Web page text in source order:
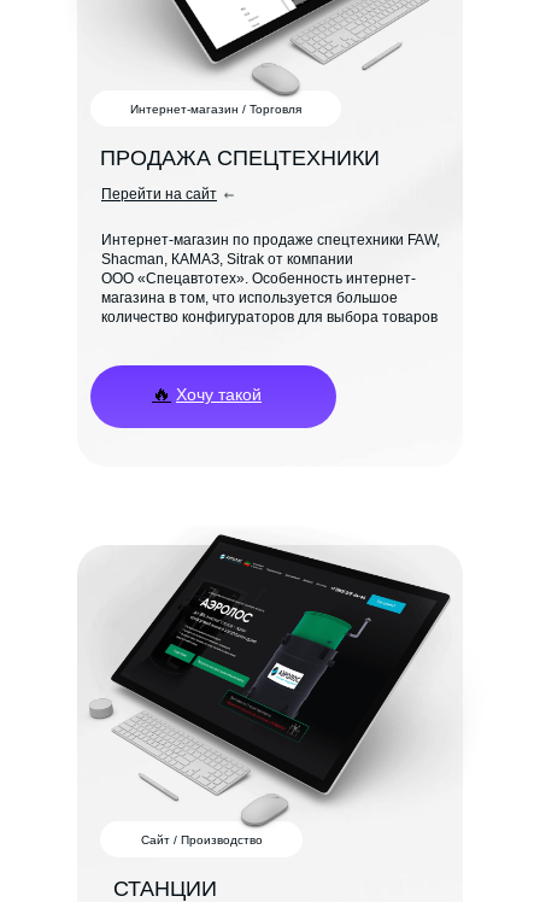
ПРОДАЖА СПЕЦТЕХНИКИ
Интернет-магазин по продаже спецтехники FAW,
Shacman, КАМАЗ, Sitrak от компании
ООО «Спецавтотех». Особенность интернет-
магазина в том, что используется большое
количество конфигураторов для выбора товаров
Интернет-магазин / Торговля
🔥 Хочу такой
Перейти на сайт
СТАНЦИИ
Сайт / Производство